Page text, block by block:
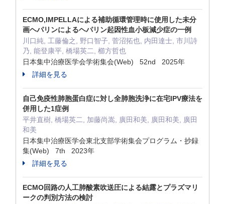
ECMO,IMPELLAによる補助循環管理時に使用した未分
画ヘパリンによるヘパリン起因性血小板減少症の一例
川口純, 工藤倫之, 野口智子, 菅沼拓也, 内田達士, 市川詩
乃, 能登康平, 橋場英二, 櫛方哲也
日本集中治療医学会学術集会(Web) 52nd 2025年
詳細を見る
自己免疫性肺胞蛋白症に対し全肺胞洗浄に在宅IPV療法を
併用した1症例
平井直樹, 橋場英二, 加藤尚嵩, 廣田和美, 廣田和美, 廣田
和美
日本集中治療医学会東北支部学術集会プログラム・抄録
集(Web) 7th 2023年
詳細を見る
ECMO回路の人工肺酸素吹送圧による結露とプラズマリ
ークの判別方法の検討